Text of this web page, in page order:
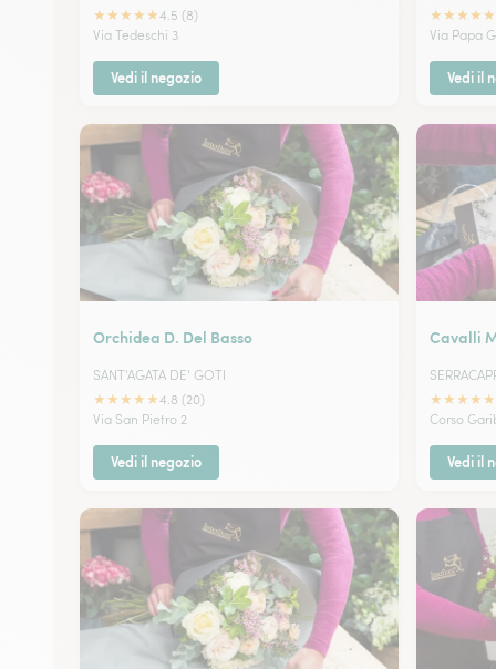
★★★★★4.5 (8)
Via Tedeschi 3
Vedi il negozio
★★★★★
Via Papa
Vedi il
Orchidea D. Del Basso
SANT'AGATA DE' GOTI
★★★★★4.8 (20)
Via San Pietro 2
Vedi il negozio
Cavalli
★★★★★
Corso
Vedi il